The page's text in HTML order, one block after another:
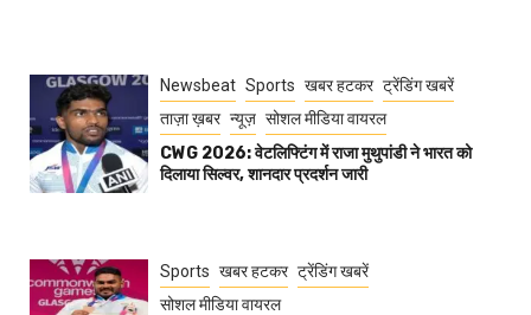
Newsbeat Sports खबर हटकर ट्रेंडिंग खबरें
ताज़ा ख़बर न्यूज़ सोशल मीडिया वायरल
CWG 2026: वेटलिफ्टिंग में राजा मुथुपांडी ने भारत को
दिलाया सिल्वर, शानदार प्रदर्शन जारी
Sports खबर हटकर ट्रेंडिंग खबरें
सोशल मीडिया वायरल